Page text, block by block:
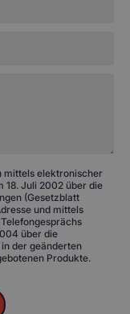
mittels elektronischer
18. Juli 2002 über die
(Gesetzblatt
und mittels
über die
der geänderten
Produkte.